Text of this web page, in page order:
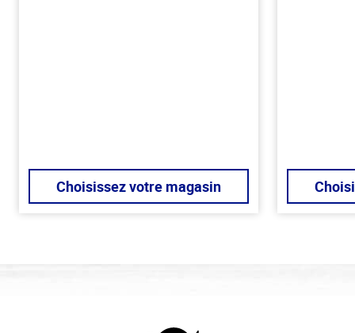
Choisissez votre magasin